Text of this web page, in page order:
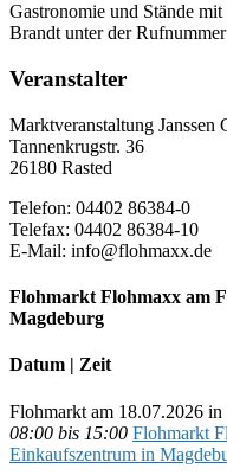
Gastronomie und Stände
Brandt unter der
Veranstalter
Marktveranstaltung Janssen
Tannenkrugstr. 36
26180 Rasted
Telefon: 04402 86384-0
Telefax: 04402 86384-10
E-Mail: info@flohmaxx.de
Flohmarkt Flohmaxx am
Magdeburg
Datum | Zeit
Flohmarkt am 18.07.2026
08:00 bis 15:00 Flohmarkt
Einkaufszentrum in